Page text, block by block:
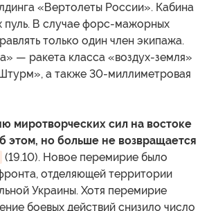
«Вертолеты России». Кабина
пуль. В случае форс-мажорных
только один член экипажа.
— ракета класса «воздух-земля»
а также 30-миллиметровая
миротворческих сил на востоке
этом, но больше не возвращается
(19.10). Новое перемирие было
отделяющей территории
Украины. Хотя перемирие
боевых действий снизило число